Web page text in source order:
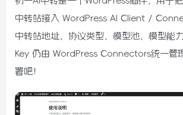
中转站接入 WordPress AI Client /
中转站地址、协议类型、模型池、模型能
Key 仍由 WordPress Connectors统一管
署吧！